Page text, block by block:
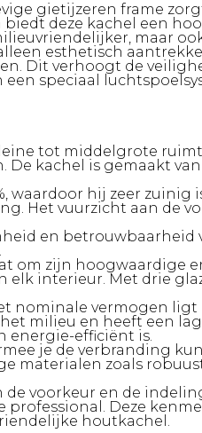
gietijzeren frame
deze kachel een
maar
esthetisch
Dit verhoogt de
speciaal
tot middelgrote
De kachel is gemaakt
waardoor hij zeer
Het vuurzicht aan de
en
om zijn hoogwaardige
interieur. Met drie
vermogen ligt
milieu en heeft een
energie-efficiënt is.
je de verbranding
materialen zoals
voorkeur en de
Deze
houtkachel.